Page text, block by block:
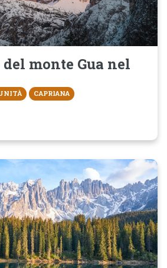
monte Gua nel
CAPRIANA